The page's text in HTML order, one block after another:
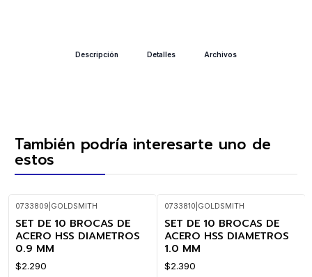
Descripción Detalles Archivos
También podría interesarte uno de
estos
0733809 GOLDSMITH
SET DE 10 BROCAS DE
ACERO HSS DIAMETROS
0.9 MM
$2.290
0733810 GOLDSMITH
SET DE 10 BROCAS DE
ACERO HSS DIAMETROS
1.0 MM
$2.390